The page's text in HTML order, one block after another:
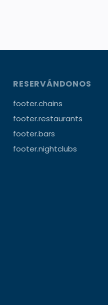
RESERVÁNDONOS
footer.chains
footer.restaurants
footer.bars
footer.nightclubs